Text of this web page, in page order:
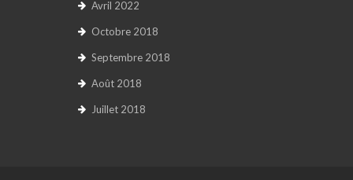
Avril 2022
Octobre 2018
Septembre 2018
Août 2018
Juillet 2018